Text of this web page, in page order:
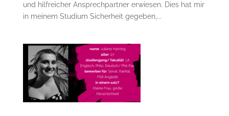
und hilfreicher Ansprechpartner erwiesen. Dies hat mir
in meinem Studium Sicherheit gegeben,...